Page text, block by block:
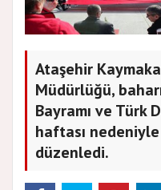
Ataşehir
Müdürlüğü,
Bayramı ve Türk
haftası
düzenledi.